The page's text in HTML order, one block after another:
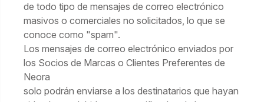
de todo tipo de mensajes de correo electrónico
masivos o comerciales no solicitados, lo que se
conoce como "spam".
Los mensajes de correo electrónico enviados por
los Socios de Marcas o Clientes Preferentes de
Neora
solo podrán enviarse a los destinatarios que hayan